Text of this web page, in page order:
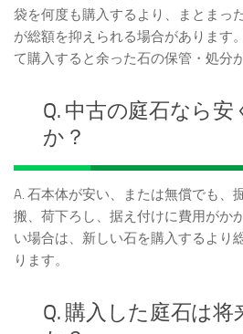
袋を何度も購入するより、まとまっ
が総額を抑えられる場合があります
て購入すると余った石の保管・処分
Q. 中古の庭石なら
か？
A. 石本体が安い、または無償でも、
搬、荷下ろし、据え付けに費用がか
い場合は、新しい石を購入するより
ります。
Q. 購入した庭石は将